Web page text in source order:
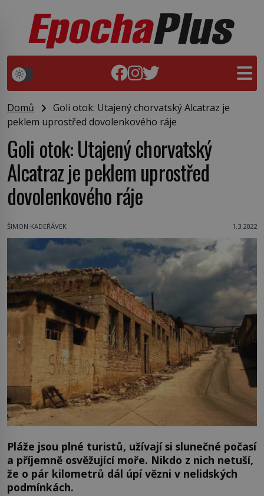
Domů
Goli otok: Utajený chorvatský Alcatraz je
peklem uprostřed dovolenkového ráje
Goli otok: Utajený chorvatský
Alcatraz je peklem uprostřed
dovolenkového ráje
ŠIMON KADEŘÁVEK 1.3.2022
Pláže jsou plné turistů, užívají si slunečné počasí
a příjemně osvěžující moře. Nikdo z nich netuší,
že o pár kilometrů dál úpí vězni v nelidských
podmínkách.